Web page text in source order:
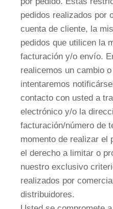
pedidos realizados por
cuenta de cliente, la
pedidos que utilicen la
facturación y/o envío.
realicemos un cambio
intentaremos
contacto con usted a
electrónico y/o la
facturación/número de
momento de realizar el
el derecho a limitar o
nuestro exclusivo
realizados por
distribuidores.